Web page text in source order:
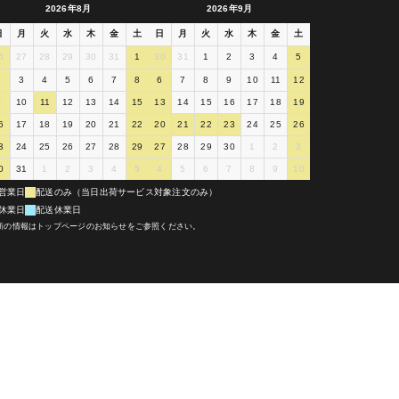
2026年8月
月 火 水 木 金 土
27 28 29 30 31 1
3 4 5 6 7 8
10 11 12 13 14 15
17 18 19 20 21 22
24 25 26 27 28 29
31 1 2 3 4 5
2026年9月
日 月 火 水 木 金 土
30 31 1 2 3 4 5
6 7 8 9 10 11 12
13 14 15 16 17 18 19
20 21 22 23 24 25 26
27 28 29 30 1 2 3
4 5 6 7 8 9 10
業日
配送のみ（当日出荷サービス対象注文のみ）
業日
配送休業日
の情報はトップページのお知らせをご参照ください。